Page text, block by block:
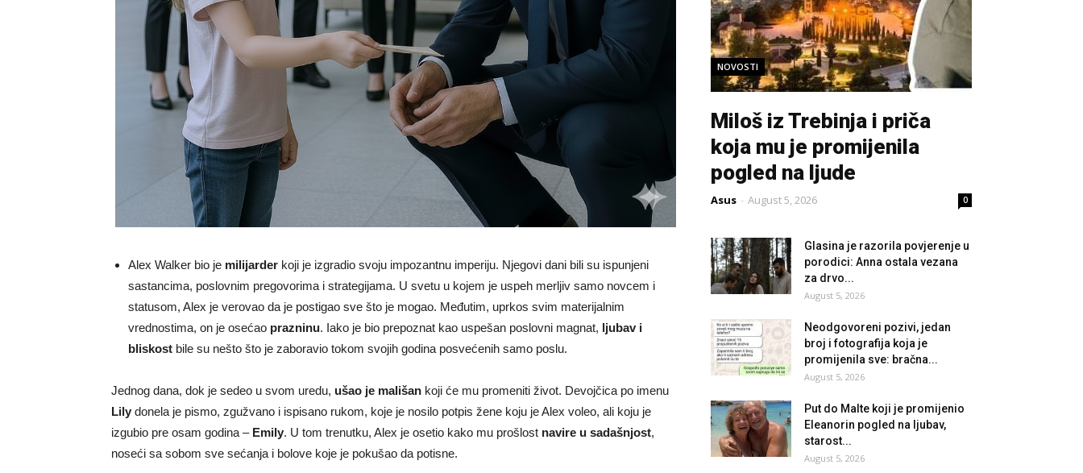
Alex Walker bio je milijarder koji je izgradio svoju impozantnu imperiju. Njegovi dani bili su ispunjeni
sastancima, poslovnim pregovorima i strategijama. U svetu u kojem je uspeh merljiv samo novcem i
statusom, Alex je verovao da je postigao sve što je mogao. Međutim, uprkos svim materijalnim
vrednostima, on je osećao prazninu. Iako je bio prepoznat kao uspešan poslovni magnat, ljubav i
bliskost bile su nešto što je zaboravio tokom svojih godina posvećenih samo poslu.
Jednog dana, dok je sedeo u svom uredu, ušao je mališan koji će mu promeniti život. Devojčica po imenu
Lily donela je pismo, zgužvano i ispisano rukom, koje je nosilo potpis žene koju je Alex voleo, ali koju je
izgubio pre osam godina – Emily. U tom trenutku, Alex je osetio kako mu prošlost navire u sadašnjost,
noseći sa sobom sve sećanja i bolove koje je pokušao da potisne.
NOVOSTI
Miloš iz Trebinja i priča
koja mu je promijenila
pogled na ljude
Asus - August 5, 2026 0
Glasina je razorila povjerenje u
porodici: Anna ostala vezana
za drvo...
August 5, 2026
Neodgovoreni pozivi, jedan
broj i fotografija koja je
promijenila sve: bračna...
August 5, 2026
Put do Malte koji je promijenio
Eleanorin pogled na ljubav,
starost...
August 5, 2026